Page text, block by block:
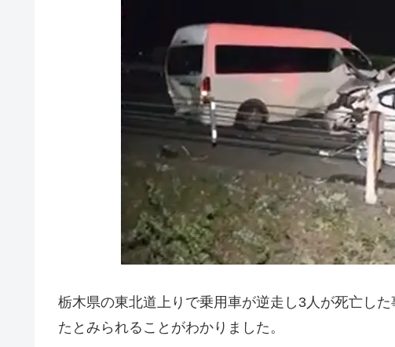
栃木県の東北道上りで乗用車が逆走し3人が死亡し
たとみられることがわかりました。